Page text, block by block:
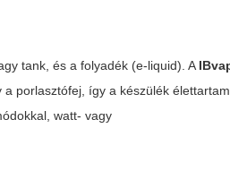
tank, és a folyadék (e-liquid). A
porlasztófej, így a készülék
watt- vagy